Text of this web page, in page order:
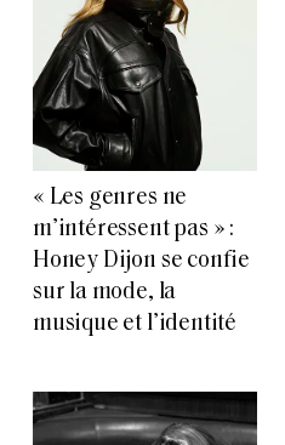
« Les genres ne
m’intéressent pas » :
Honey Dijon se confie
sur la mode, la
musique et l’identité